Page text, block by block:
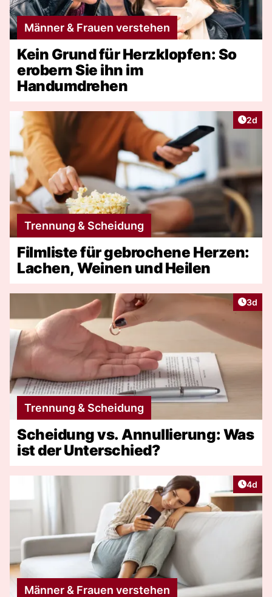
Männer & Frauen verstehen
Kein Grund für Herzklopfen: So
erobern Sie ihn im
Handumdrehen
2d
Trennung & Scheidung
Filmliste für gebrochene Herzen:
Lachen, Weinen und Heilen
3d
Trennung & Scheidung
Scheidung vs. Annullierung: Was
ist der Unterschied?
4d
Männer & Frauen verstehen